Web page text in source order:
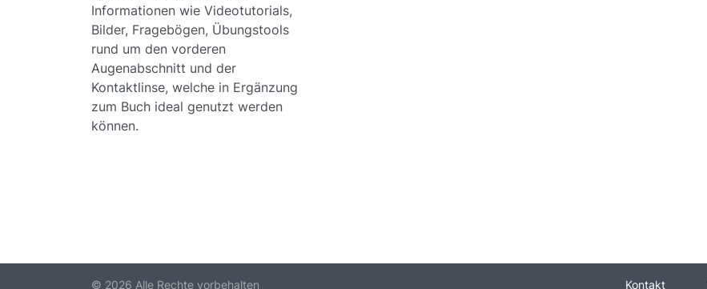
Informationen wie Videotutorials,
Bilder, Fragebögen, Übungstools
rund um den vorderen
Augenabschnitt und der
Kontaktlinse, welche in Ergänzung
zum Buch ideal genutzt werden
können.
© 2026 Alle Rechte vorbehalten Kontakt